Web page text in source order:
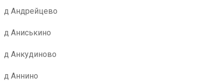
д Андрейцево
д Аниськино
д Анкудиново
д Аннино